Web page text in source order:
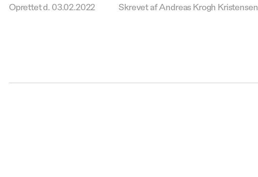
Oprettet d. 03.02.2022 Skrevet af Andreas Krogh Kristensen